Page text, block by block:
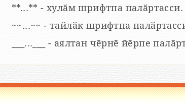
**...** - хулӑм шрифтпа палӑртасси.
~~...~~ - тайлӑк шрифтпа
___...___ - аялтан чӗрнӗ йӗрпе